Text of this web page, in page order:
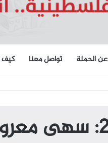
عن الحملة تواصل معنا كيف